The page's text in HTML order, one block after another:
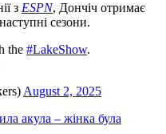
з ESPN, Дончіч отримає
сезони.
the #LakeShow.
August 2, 2025
акула – жінка була